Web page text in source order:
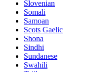
Slovenian
Somali
Samoan
Scots Gaelic
Shona
Sindhi
Sundanese
Swahili